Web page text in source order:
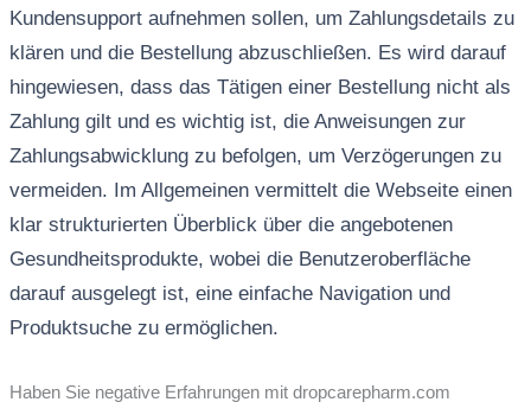
Kundensupport aufnehmen sollen, um Zahlungsdetails zu
klären und die Bestellung abzuschließen. Es wird darauf
hingewiesen, dass das Tätigen einer Bestellung nicht als
Zahlung gilt und es wichtig ist, die Anweisungen zur
Zahlungsabwicklung zu befolgen, um Verzögerungen zu
vermeiden. Im Allgemeinen vermittelt die Webseite einen
klar strukturierten Überblick über die angebotenen
Gesundheitsprodukte, wobei die Benutzeroberfläche
darauf ausgelegt ist, eine einfache Navigation und
Produktsuche zu ermöglichen.
Haben Sie negative Erfahrungen mit dropcarepharm.com